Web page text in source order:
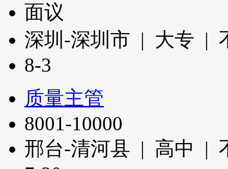
面议
深圳-深圳市 | 大专 |
8-3
质量主管
8001-10000
邢台-清河县 | 高中 |